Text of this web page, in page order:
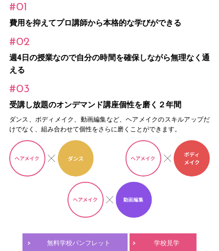
#01
費用を抑えてプロ講師から本格的な学びができる
#02
週4日の授業なので自分の時間を確保しながら無理なく通
える
#03
受講し放題のオンデマンド講座個性を磨く２年間
ダンス、ボディメイク、動画編集など、ヘアメイクのスキルアップだ
けでなく、組み合わせて個性をさらに磨くことができます。
無料学校パンフレット 学校見学